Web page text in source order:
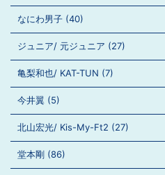
なにわ男子 (40)
ジュニア/ 元ジュニア (27)
亀梨和也/ KAT-TUN (7)
今井翼 (5)
北山宏光/ Kis-My-Ft2 (27)
堂本剛 (86)